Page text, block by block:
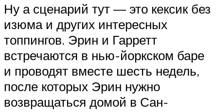
Ну а сценарий тут — это кексик без
изюма и других интересных
топпингов. Эрин и Гарретт
встречаются в нью-йоркском баре
и проводят вместе шесть недель,
после которых Эрин нужно
возвращаться домой в Сан-